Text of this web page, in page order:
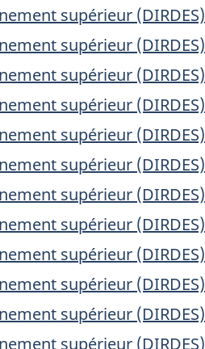
supérieur (DIRDES)
supérieur (DIRDES)
supérieur (DIRDES)
supérieur (DIRDES)
supérieur (DIRDES)
supérieur (DIRDES)
supérieur (DIRDES)
supérieur (DIRDES)
supérieur (DIRDES)
supérieur (DIRDES)
supérieur (DIRDES)
supérieur (DIRDES)